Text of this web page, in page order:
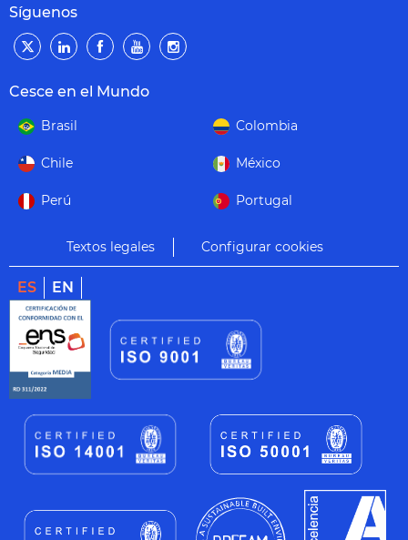
Síguenos
Cesce en el Mundo
Brasil Colombia
Chile México
Perú Portugal
Textos legales Configurar cookies
ES EN